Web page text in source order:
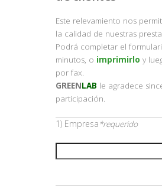
Este relevamiento nos
la calidad de nuestras
Podrá completar el
minutos, o imprimirlo y
por fax.
GREENLAB le agradece
participación.
1) Empresa *requerido